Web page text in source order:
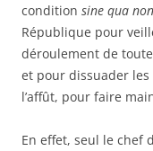
condition sine qua non
République pour
déroulement de
et pour dissuader
l’affût, pour faire
En effet, seul le chef